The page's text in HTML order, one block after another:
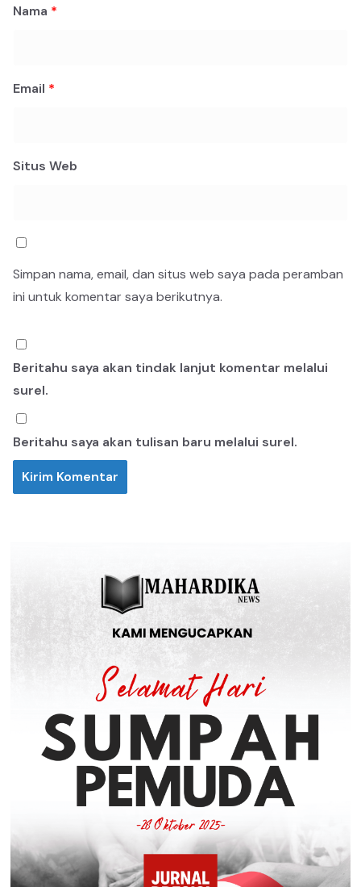
Nama *
Email *
Situs Web
Simpan nama, email, dan situs web saya pada peramban
ini untuk komentar saya berikutnya.
Beritahu saya akan tindak lanjut komentar melalui
surel.
Beritahu saya akan tulisan baru melalui surel.